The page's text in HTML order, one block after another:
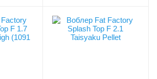
Цвет приманки
Taisyaku Pellet